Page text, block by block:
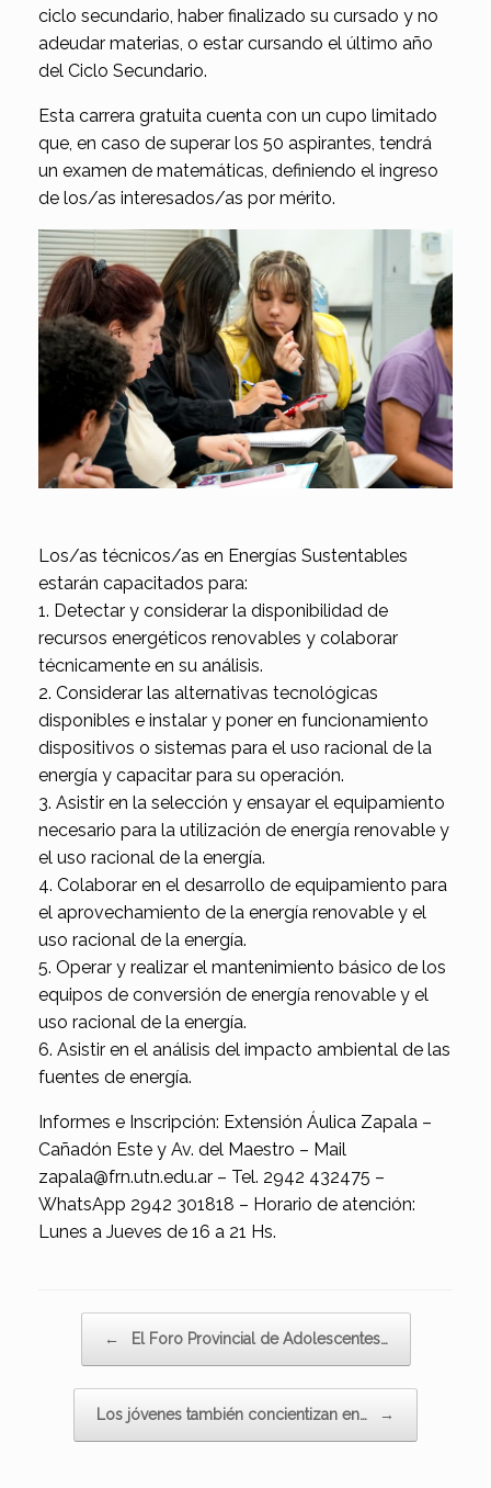
ciclo secundario, haber finalizado su cursado y no
adeudar materias, o estar cursando el último año
del Ciclo Secundario.
Esta carrera gratuita cuenta con un cupo limitado
que, en caso de superar los 50 aspirantes, tendrá
un examen de matemáticas, definiendo el ingreso
de los/as interesados/as por mérito.
Los/as técnicos/as en Energías Sustentables
estarán capacitados para:
1. Detectar y considerar la disponibilidad de
recursos energéticos renovables y colaborar
técnicamente en su análisis.
2. Considerar las alternativas tecnológicas
disponibles e instalar y poner en funcionamiento
dispositivos o sistemas para el uso racional de la
energía y capacitar para su operación.
3. Asistir en la selección y ensayar el equipamiento
necesario para la utilización de energía renovable y
el uso racional de la energía.
4. Colaborar en el desarrollo de equipamiento para
el aprovechamiento de la energía renovable y el
uso racional de la energía.
5. Operar y realizar el mantenimiento básico de los
equipos de conversión de energía renovable y el
uso racional de la energía.
6. Asistir en el análisis del impacto ambiental de las
fuentes de energía.
Informes e Inscripción: Extensión Áulica Zapala –
Cañadón Este y Av. del Maestro – Mail
zapala@frn.utn.edu.ar – Tel. 2942 432475 –
WhatsApp 2942 301818 – Horario de atención:
Lunes a Jueves de 16 a 21 Hs.
← El Foro Provincial de Adolescentes…
Los jóvenes también concientizan en… →